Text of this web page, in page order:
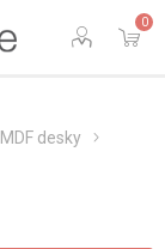
0
desky